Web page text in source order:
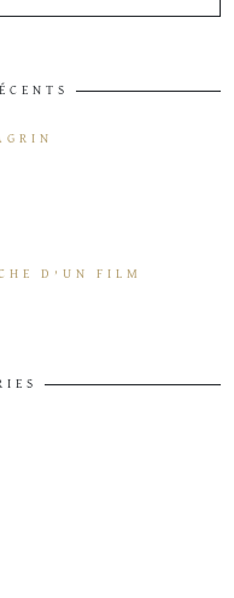
D’UN FILM